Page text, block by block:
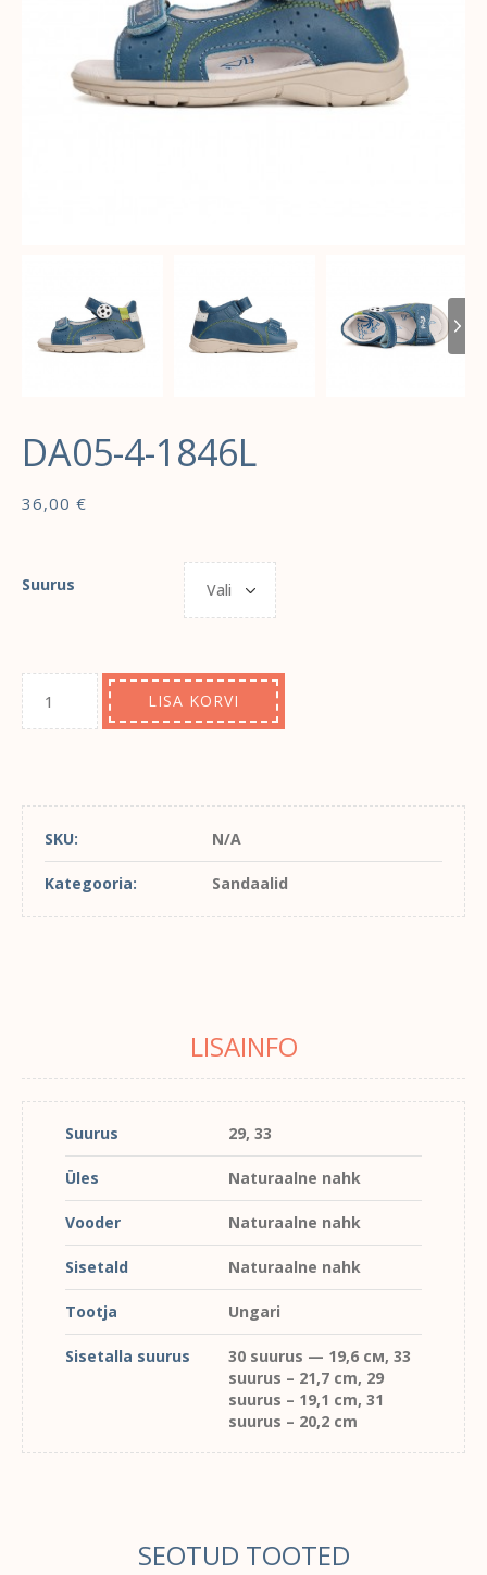
DA05-4-1846L
36,00 €
Suurus
LISA KORVI
SKU: N/A
Kategooria: Sandaalid
LISAINFO
Suurus 29, 33
Üles Naturaalne nahk
Vooder Naturaalne nahk
Sisetald Naturaalne nahk
Tootja Ungari
Sisetalla suurus
30 suurus — 19,6 см, 33
suurus – 21,7 cm, 29
suurus – 19,1 cm, 31
suurus – 20,2 cm
SEOTUD TOOTED